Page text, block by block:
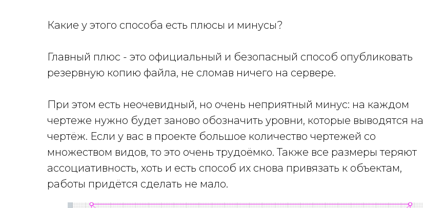
Какие у этого способа есть плюсы и минусы?
Главный плюс - это официальный и безопасный способ опубликовать
резервную копию файла, не сломав ничего на сервере.
При этом есть неочевидный, но очень неприятный минус: на каждом
чертеже нужно будет заново обозначить уровни, которые выводятся на
чертёж. Если у вас в проекте большое количество чертежей со
множеством видов, то это очень трудоёмко. Также все размеры теряют
ассоциативность, хоть и есть способ их снова привязать к объектам,
работы придётся сделать не мало.